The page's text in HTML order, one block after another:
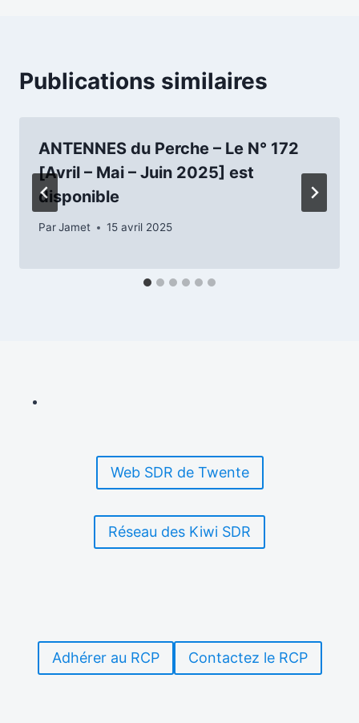
Publications similaires
ANTENNES du Perche – Le N° 172
[Avril – Mai – Juin 2025] est
disponible
ParJamet 15 avril 2025
Web SDR de Twente
Réseau des Kiwi SDR
Adhérer au RCP Contactez le RCP